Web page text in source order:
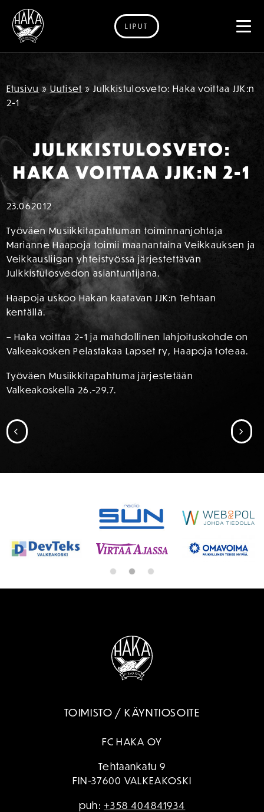
Siirry sisältöön
LIPUT
Etusivu » Uutiset » Julkkistulosveto: Haka voittaa JJK:n
2-1
JULKKISTULOSVETO:
HAKA VOITTAA JJK:N 2-1
23.062012
Työväen Musiikkitapahtuman toiminnanjohtaja
Marianne Haapoja toimii maanantaina Veikkauksen ja
Veikkausliigan yhteistyössä järjestettävän
Julkkistulosvedon asiantuntijana.
Haapoja uskoo Hakan kaatavan JJK:n Tehtaan
kentällä.
– Haka voittaa 2-1 ja mahdollinen lahjoituskohde on
Valkeakosken Pelastakaa Lapset ry, Haapoja toteaa.
Työväen Musiikkitapahtuma järjestetään
Valkeakoskella 26.-29.7.
SIIRRY EDELLISEEN
TOIMISTO / KÄYNTIOSOITE
FC HAKA OY
Tehtaankatu 9
FIN-37600 VALKEAKOSKI
puh:+358 404841934